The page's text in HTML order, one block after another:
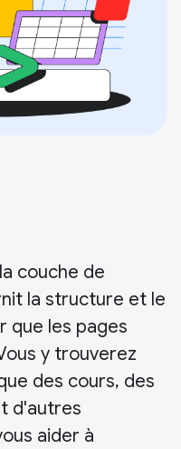
couche de
la structure et le
que les pages
y trouverez
des cours, des
d'autres
aider à